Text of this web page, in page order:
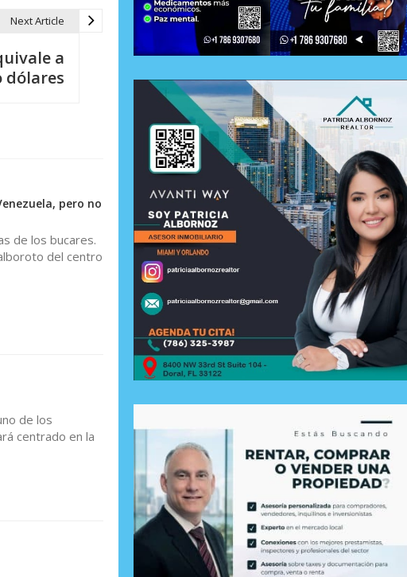
Next Article
a
dólares
pero no
de los bucares.
del centro
de los
centrado en la